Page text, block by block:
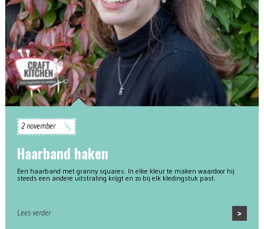
2 november
Haarband haken
Een haarband met granny squares. In elke kleur te maken waardoor hij
steeds een andere uitstraling krijgt en zo bij elk kledingstuk past.
Lees verder